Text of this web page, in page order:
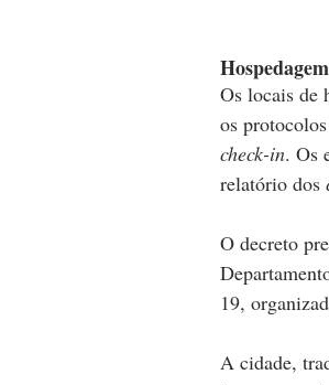
Hospedagem
Os locais de
os
check-in. Os
relatório dos
O decreto
19,
A cidade,